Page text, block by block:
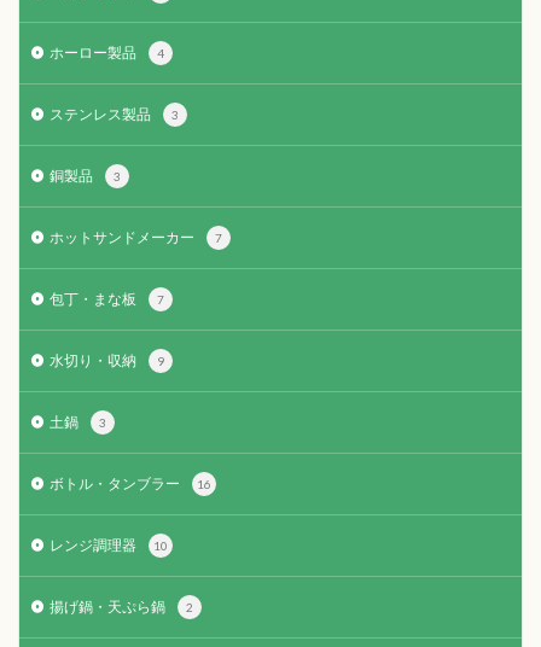
ホーロー製品 4
ステンレス製品 3
銅製品 3
ホットサンドメーカー 7
包丁・まな板 7
水切り・収納 9
土鍋 3
ボトル・タンブラー 16
レンジ調理器 10
揚げ鍋・天ぷら鍋 2